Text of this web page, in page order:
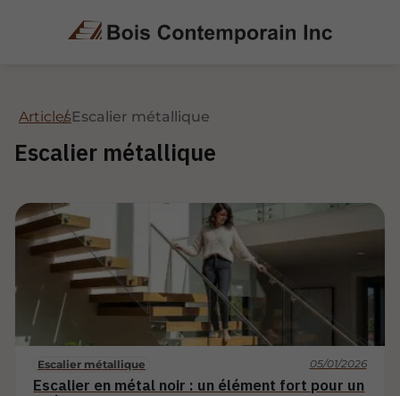
ArticlesEscalier métallique
Escalier métallique
Escalier métallique 05/01/2026
Escalier en métal noir : un élément fort pour un